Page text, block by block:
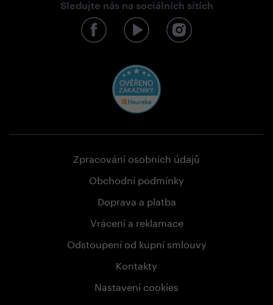
Sledujte nás na sociálních sítích
Zpracování osobních údajů
Obchodní podmínky
Doprava a platba
Vrácení a reklamace
Odstoupení od kupní smlouvy
Kontakty
Nastavení cookies